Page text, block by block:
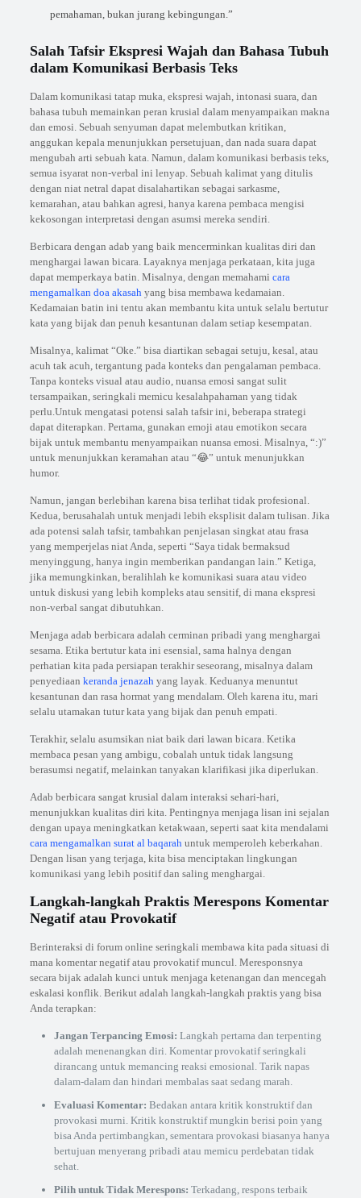
pemahaman, bukan jurang kebingungan.”
Salah Tafsir Ekspresi Wajah dan Bahasa Tubuh
dalam Komunikasi Berbasis Teks
Dalam komunikasi tatap muka, ekspresi wajah, intonasi suara, dan
bahasa tubuh memainkan peran krusial dalam menyampaikan makna
dan emosi. Sebuah senyuman dapat melembutkan kritikan,
anggukan kepala menunjukkan persetujuan, dan nada suara dapat
mengubah arti sebuah kata. Namun, dalam komunikasi berbasis teks,
semua isyarat non-verbal ini lenyap. Sebuah kalimat yang ditulis
dengan niat netral dapat disalahartikan sebagai sarkasme,
kemarahan, atau bahkan agresi, hanya karena pembaca mengisi
kekosongan interpretasi dengan asumsi mereka sendiri.
Berbicara dengan adab yang baik mencerminkan kualitas diri dan
menghargai lawan bicara. Layaknya menjaga perkataan, kita juga
dapat memperkaya batin. Misalnya, dengan memahami cara
mengamalkan doa akasahyang bisa membawa kedamaian.
Kedamaian batin ini tentu akan membantu kita untuk selalu bertutur
kata yang bijak dan penuh kesantunan dalam setiap kesempatan.
Misalnya, kalimat “Oke.” bisa diartikan sebagai setuju, kesal, atau
acuh tak acuh, tergantung pada konteks dan pengalaman pembaca.
Tanpa konteks visual atau audio, nuansa emosi sangat sulit
tersampaikan, seringkali memicu kesalahpahaman yang tidak
perlu.Untuk mengatasi potensi salah tafsir ini, beberapa strategi
dapat diterapkan. Pertama, gunakan emoji atau emotikon secara
bijak untuk membantu menyampaikan nuansa emosi. Misalnya, “:)”
untuk menunjukkan keramahan atau “😂” untuk menunjukkan
humor.
Namun, jangan berlebihan karena bisa terlihat tidak profesional.
Kedua, berusahalah untuk menjadi lebih eksplisit dalam tulisan. Jika
ada potensi salah tafsir, tambahkan penjelasan singkat atau frasa
yang memperjelas niat Anda, seperti “Saya tidak bermaksud
menyinggung, hanya ingin memberikan pandangan lain.” Ketiga,
jika memungkinkan, beralihlah ke komunikasi suara atau video
untuk diskusi yang lebih kompleks atau sensitif, di mana ekspresi
non-verbal sangat dibutuhkan.
Menjaga adab berbicara adalah cerminan pribadi yang menghargai
sesama. Etika bertutur kata ini esensial, sama halnya dengan
perhatian kita pada persiapan terakhir seseorang, misalnya dalam
penyediaan keranda jenazahyang layak. Keduanya menuntut
kesantunan dan rasa hormat yang mendalam. Oleh karena itu, mari
selalu utamakan tutur kata yang bijak dan penuh empati.
Terakhir, selalu asumsikan niat baik dari lawan bicara. Ketika
membaca pesan yang ambigu, cobalah untuk tidak langsung
berasumsi negatif, melainkan tanyakan klarifikasi jika diperlukan.
Adab berbicara sangat krusial dalam interaksi sehari-hari,
menunjukkan kualitas diri kita. Pentingnya menjaga lisan ini sejalan
dengan upaya meningkatkan ketakwaan, seperti saat kita mendalami
cara mengamalkan surat al baqarahuntuk memperoleh keberkahan.
Dengan lisan yang terjaga, kita bisa menciptakan lingkungan
komunikasi yang lebih positif dan saling menghargai.
Langkah-langkah Praktis Merespons Komentar
Negatif atau Provokatif
Berinteraksi di forum online seringkali membawa kita pada situasi di
mana komentar negatif atau provokatif muncul. Meresponsnya
secara bijak adalah kunci untuk menjaga ketenangan dan mencegah
eskalasi konflik. Berikut adalah langkah-langkah praktis yang bisa
Anda terapkan:
Jangan Terpancing Emosi: Langkah pertama dan terpenting
adalah menenangkan diri. Komentar provokatif seringkali
dirancang untuk memancing reaksi emosional. Tarik napas
dalam-dalam dan hindari membalas saat sedang marah.
Evaluasi Komentar: Bedakan antara kritik konstruktif dan
provokasi murni. Kritik konstruktif mungkin berisi poin yang
bisa Anda pertimbangkan, sementara provokasi biasanya hanya
bertujuan menyerang pribadi atau memicu perdebatan tidak
sehat.
Pilih untuk Tidak Merespons: Terkadang, respons terbaik